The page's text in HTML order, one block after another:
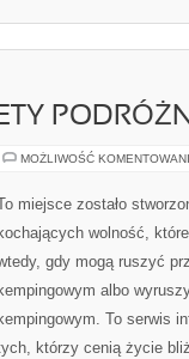
MOŻLIWOŚĆ
miejsce zostało
kochających wolność,
gdy mogą ruszyć
kempingowym albo
kempingowym. To serwis
którzy cenią życie